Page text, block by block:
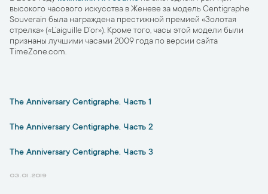
высокого часового искусства в Женеве за модель Centigraphe
Souverain была награждена престижной премией «Золотая
стрелка» («L’aiguille D’or»). Кроме того, часы этой модели были
признаны лучшими часами 2009 года по версии сайта
TimeZone.com.
The Anniversary Centigraphe. Часть 1
The Anniversary Centigraphe. Часть 2
The Anniversary Centigraphe. Часть 3
03.01.2019